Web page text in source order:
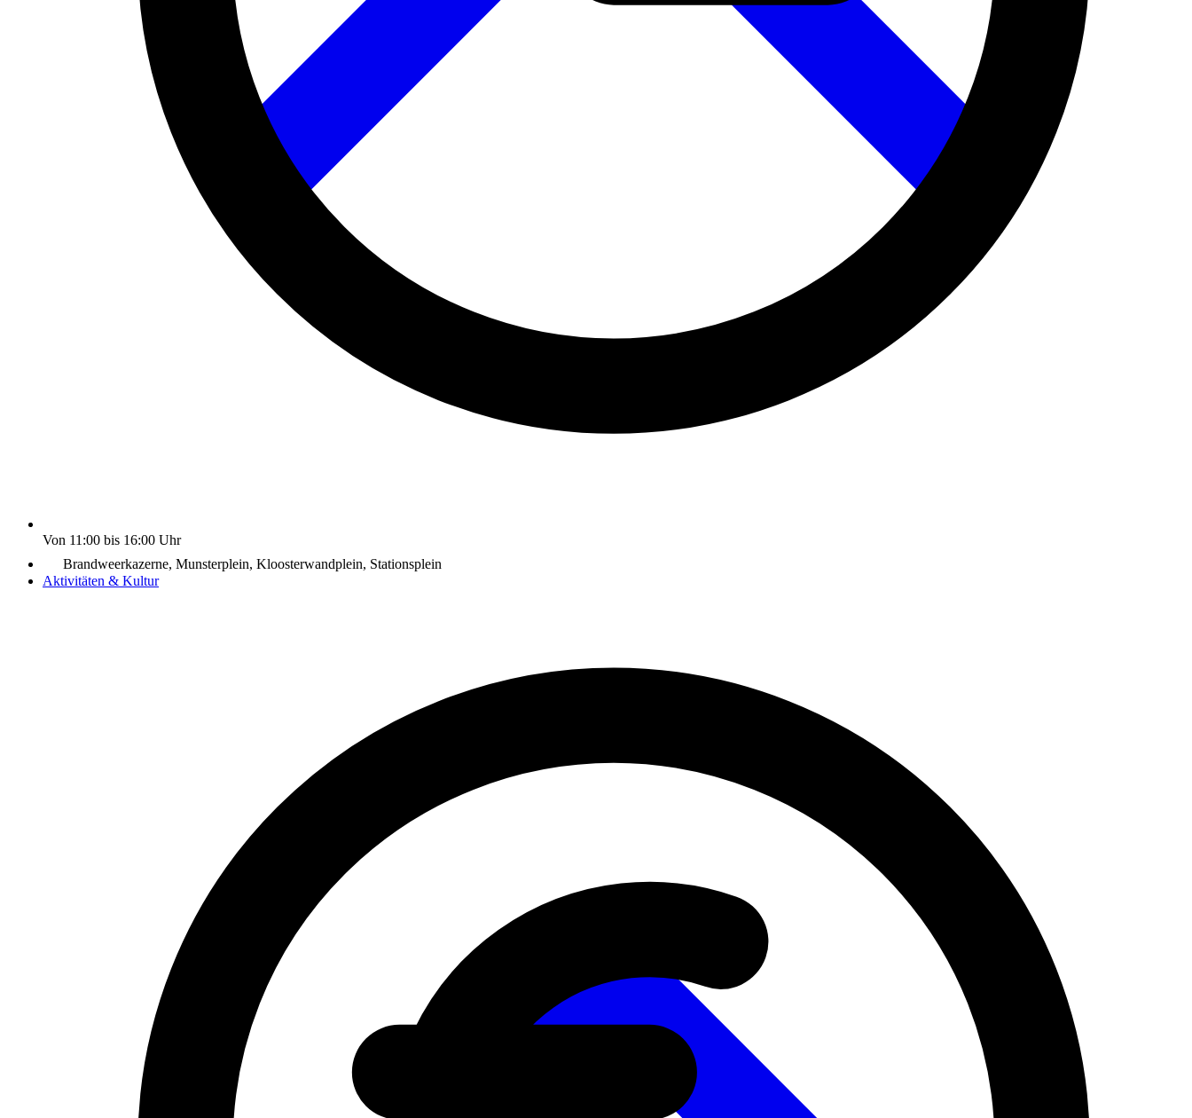
Aktivitäten & Kultur
Von 11:00 bis 16:00 Uhr
Brandweerkazerne, Munsterplein, Kloosterwandplein, Stationsplein